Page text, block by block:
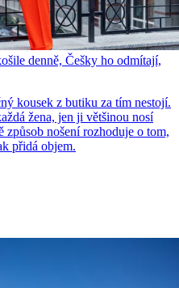
denně, Češky ho odmítají,
kousek z butiku za tím nestojí.
žena, jen ji většinou nosí
nošení rozhoduje o tom,
přidá objem.